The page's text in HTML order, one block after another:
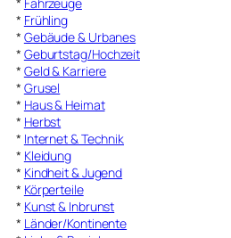
* Frühling
* Gebäude & Urbanes
* Geburtstag/Hochzeit
* Geld & Karriere
* Grusel
* Haus & Heimat
* Herbst
* Internet & Technik
* Kleidung
* Kindheit & Jugend
* Körperteile
* Kunst & Inbrunst
* Länder/Kontinente